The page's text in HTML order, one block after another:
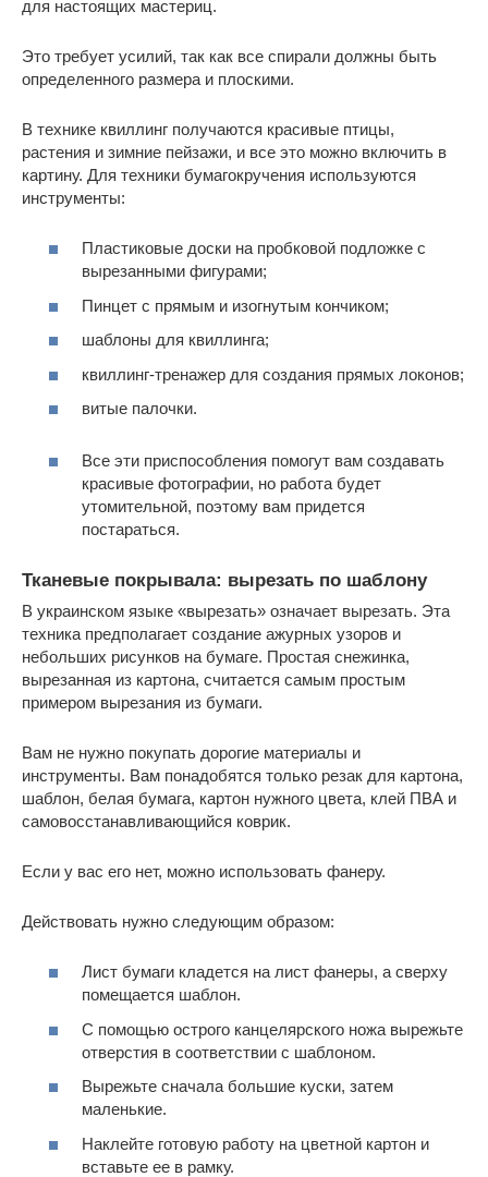
для настоящих мастериц.
Это требует усилий, так как все спирали должны быть
определенного размера и плоскими.
В технике квиллинг получаются красивые птицы,
растения и зимние пейзажи, и все это можно включить в
картину. Для техники бумагокручения используются
инструменты:
Пластиковые доски на пробковой подложке с
вырезанными фигурами;
Пинцет с прямым и изогнутым кончиком;
шаблоны для квиллинга;
квиллинг-тренажер для создания прямых локонов;
витые палочки.
Все эти приспособления помогут вам создавать
красивые фотографии, но работа будет
утомительной, поэтому вам придется
постараться.
Тканевые покрывала: вырезать по шаблону
В украинском языке «вырезать» означает вырезать. Эта
техника предполагает создание ажурных узоров и
небольших рисунков на бумаге. Простая снежинка,
вырезанная из картона, считается самым простым
примером вырезания из бумаги.
Вам не нужно покупать дорогие материалы и
инструменты. Вам понадобятся только резак для картона,
шаблон, белая бумага, картон нужного цвета, клей ПВА и
самовосстанавливающийся коврик.
Если у вас его нет, можно использовать фанеру.
Действовать нужно следующим образом:
Лист бумаги кладется на лист фанеры, а сверху
помещается шаблон.
С помощью острого канцелярского ножа вырежьте
отверстия в соответствии с шаблоном.
Вырежьте сначала большие куски, затем
маленькие.
Наклейте готовую работу на цветной картон и
вставьте ее в рамку.